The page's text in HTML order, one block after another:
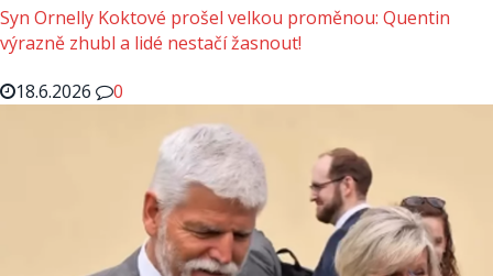
Syn Ornelly Koktové prošel velkou proměnou: Quentin
výrazně zhubl a lidé nestačí žasnout!
18.6.2026
0